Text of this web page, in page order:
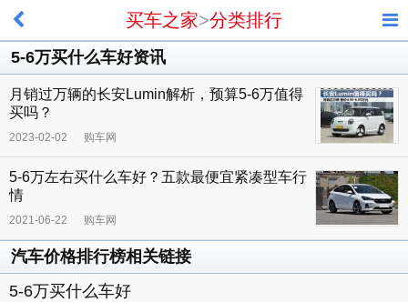
买车之家>分类排行
5-6万买什么车好资讯
月销过万辆的长安Lumin解析，预算5-6万值得
买吗？
2023-02-02 购车网
5-6万左右买什么车好？五款最便宜紧凑型车行
情
2021-06-22 购车网
汽车价格排行榜相关链接
5-6万买什么车好